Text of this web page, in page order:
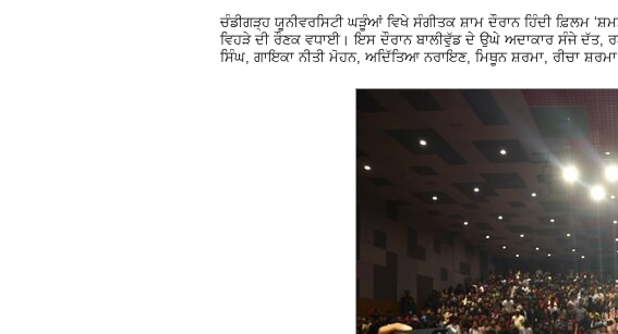
ਚੰਡੀਗੜ੍ਹ ਯੂਨੀਵਰਸਿਟੀ ਘੜੂੰਆਂ ਵਿਖੇ ਸੰਗੀਤਕ ਸ਼ਾਮ ਦੌਰਾਨ ਹਿੰਦੀ ਫ਼ਿਲਮ
ਵਿਹੜੇ ਦੀ ਰੌਣਕ ਵਧਾਈ। ਇਸ ਦੌਰਾਨ ਬਾਲੀਵੁੱਡ ਦੇ ਉਘੇ ਅਦਾਕਾਰ ਸੰਜੇ ਦੱਤ,
ਸਿੰਘ, ਗਾਇਕਾ ਨੀਤੀ ਮੋਹਨ, ਅਦਿੱਤਿਆ ਨਰਾਇਣ, ਮਿਥੂਨ ਸ਼ਰਮਾ, ਰੀਚਾ